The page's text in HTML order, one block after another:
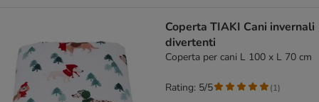
Coperta TIAKI Cani invernali
divertenti
Coperta per cani L 100 x L 70 cm
Rating: 5/5 (1)